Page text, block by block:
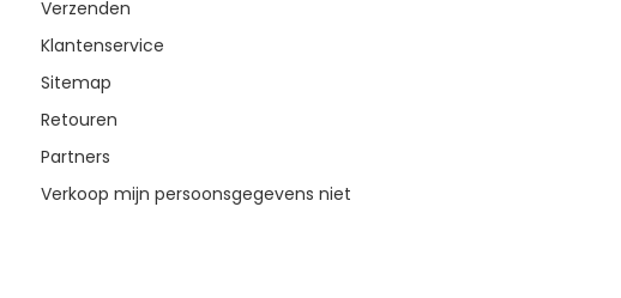
Verzenden
Klantenservice
Sitemap
Retouren
Partners
Verkoop mijn persoonsgegevens niet